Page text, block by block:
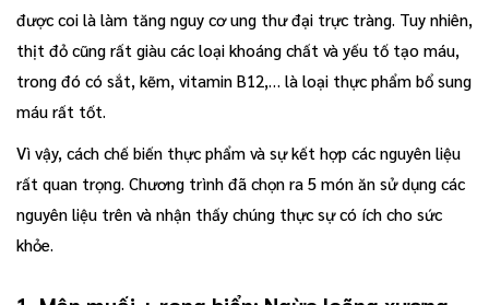
được coi là làm tăng nguy cơ ung thư đại trực tràng. Tuy nhiên,
thịt đỏ cũng rất giàu các loại khoáng chất và yếu tố tạo máu,
trong đó có sắt, kẽm, vitamin B12,… là loại thực phẩm bổ sung
máu rất tốt.
Vì vậy, cách chế biến thực phẩm và sự kết hợp các nguyên liệu
rất quan trọng. Chương trình đã chọn ra 5 món ăn sử dụng các
nguyên liệu trên và nhận thấy chúng thực sự có ích cho sức
khỏe.